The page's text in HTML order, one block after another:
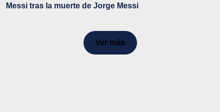
Messi tras la muerte de Jorge Messi
Ver más